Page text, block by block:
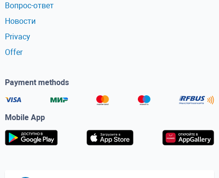
Вопрос-ответ
Новости
Privacy
Offer
Payment methods
Mobile App